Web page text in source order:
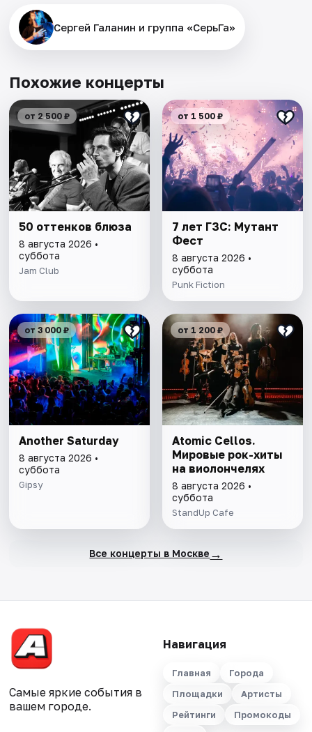
Сергей Галанин и группа «СерьГа»
Похожие концерты
от 2 500 ₽
50 оттенков блюза
8 августа 2026 •
суббота
Jam Club
от 1 500 ₽
7 лет ГЗС: Мутант
Фест
8 августа 2026 •
суббота
Punk Fiction
от 3 000 ₽
Another Saturday
8 августа 2026 •
суббота
Gipsy
от 1 200 ₽
Atomic Cellos.
Мировые рок-хиты
на виолончелях
8 августа 2026 •
суббота
StandUp Cafe
Все концерты в Москве →
Самые яркие события в
вашем городе.
Навигация
Главная
Города
Площадки
Артисты
Рейтинги
Промокоды